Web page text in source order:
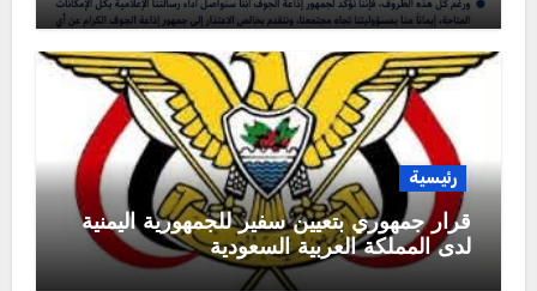
رئيسية
قرار جمهوري بتعيين سفير للجمهورية اليمنية
لدى المملكة العربية السعودية